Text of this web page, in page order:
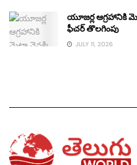
యూజర్ల ఆగ్రహానికి
ఫీచర్ తొలగింపు
JULY 11, 2026